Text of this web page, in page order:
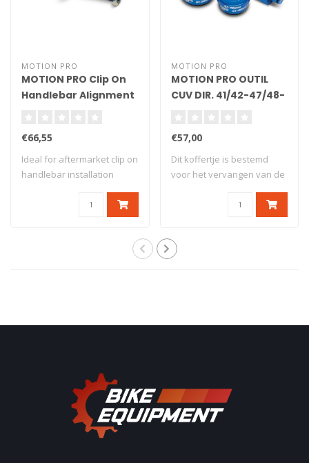
MOTION PRO
MOTION PRO Clip On
Handlebar Alignment
€66,55
Ideal for aftermarket clip on
handlebar installation
MOTION PRO
MOTION PRO OUTIL
CUV DIR. 41/42-47/48-
€57,00
Dit koffertje is bestemd
voor het vervangen van de